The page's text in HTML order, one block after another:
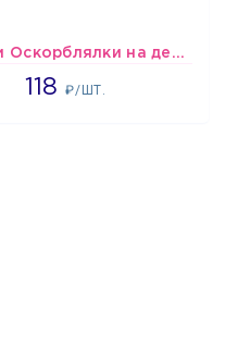
Шарики Оскорблялки на день рождения для девушки
118₽/ШТ.
1766